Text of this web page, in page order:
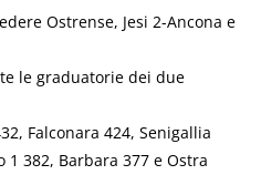
Ostrense, Jesi 2-Ancona e
le graduatorie dei due
Falconara 424, Senigallia
1 382, Barbara 377 e Ostra